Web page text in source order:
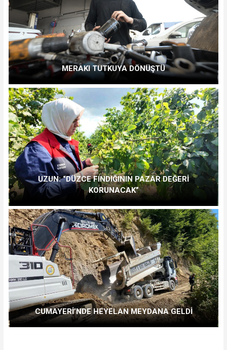
MERAKI TUTKUYA DÖNÜŞTÜ
UZUN: “DÜZCE FINDIĞININ PAZAR DEĞERİ
KORUNACAK”
CUMAYERİ’NDE HEYELAN MEYDANA GELDİ